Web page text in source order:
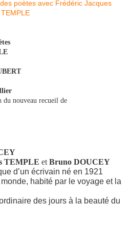
du nouveau recueil de
TEMPLE et Bruno DOUCEY
d’un écrivain né en 1921
habité par le voyage et la
des jours à la beauté du